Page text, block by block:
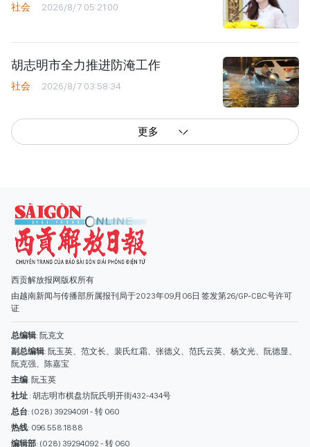
社会 2026/8/7 05:21:00
胡志明市全力推进防淹工作
社会 2026/8/7 03:58:34
更多
西贡解放报网版权所有
由越南新闻与传播部所属报刊局于2023年09月06日 签发第26/GP-CBC号许可